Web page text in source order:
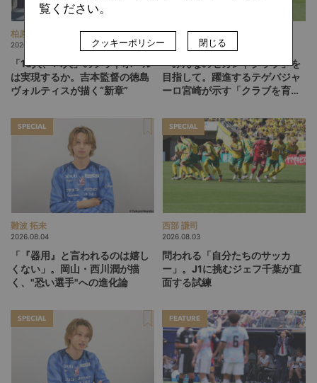
柏原 敏
2026.08.06
「13人、14人」のフットボール
は実現するか。吉本監督の徳島
ヴォルティスが描く“新章”
ひぐらしひなつ
2026.08.05
「みんなのセカンドクラブ」を
目指して。躍進するテゲバジャ
ーロ宮崎が示す「クラブを育て
SPECIAL
難波 拓未
2026.08.04
「『器用』と言われるのは嬉し
くない」。岡山・西川潤が描
く、"恐い選手"への進化論
SPECIAL
西部 謙司
2026.08.03
問われる「自分たちのサッカ
ー」。J1に挑むジェフ千葉が直
面する試練
SPECIAL FEATURE
覧ください。
クッキーポリシー 閉じる